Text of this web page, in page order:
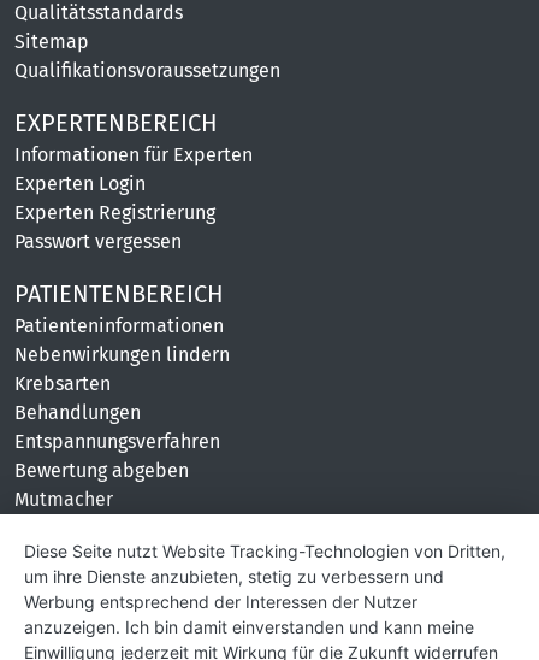
Qualitätsstandards
Sitemap
Qualifikationsvoraussetzungen
EXPERTENBEREICH
Informationen für Experten
Experten Login
Experten Registrierung
Passwort vergessen
PATIENTENBEREICH
Patienteninformationen
Nebenwirkungen lindern
Krebsarten
Behandlungen
Entspannungsverfahren
Bewertung abgeben
Mutmacher
KONTAKT
Impressum
Hilfe und Kontakt
Partner
Diese Seite nutzt Website Tracking-Technologien von Dritten,
um ihre Dienste anzubieten, stetig zu verbessern und
Werbung entsprechend der Interessen der Nutzer
anzuzeigen. Ich bin damit einverstanden und kann meine
Einwilligung jederzeit mit Wirkung für die Zukunft widerrufen